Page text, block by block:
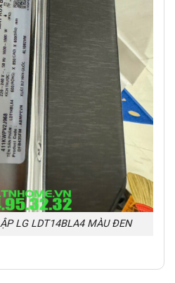
LG LDT14BLA4 MÀU ĐEN